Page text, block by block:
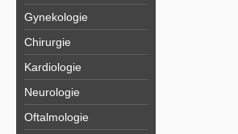
Gynekologie
Chirurgie
Kardiologie
Neurologie
Oftalmologie